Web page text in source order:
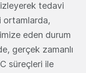
tedavi
ortamlarda,
eden durum
gerçek zamanlı
süreçleri ile